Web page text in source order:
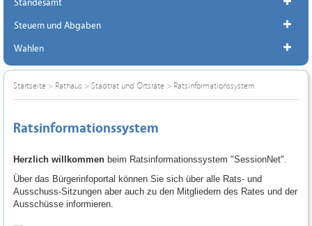
Standesamt
Steuern und Abgaben
Wahlen
Startseite > Rathaus > Stadtrat und Ortsräte > Ratsinformationssystem
Ratsinformationssystem
Herzlich willkommen beim Ratsinformationssystem "SessionNet".
Über das Bürgerinfoportal können Sie sich über alle Rats- und
Ausschuss-Sitzungen aber auch zu den Mitgliedern des Rates und der
Ausschüsse informieren.